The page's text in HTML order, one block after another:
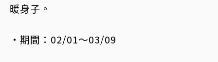
暖身子。
・期間：02/01〜03/09